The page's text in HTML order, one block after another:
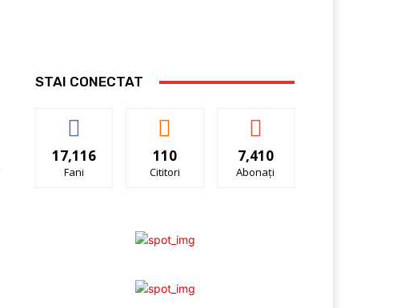
STAI CONECTAT
17,116
Fani
110
Cititori
7,410
Abonați